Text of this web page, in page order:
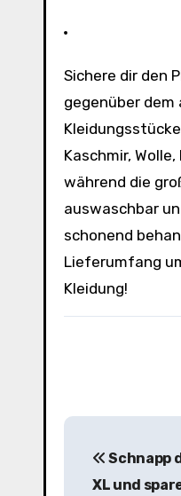
Sichere dir den Philips Fusselentferner GC026/80 zum günstigen Preis von nur 12,99€ und spare 13%
gegenüber dem
Kaschmir,
während die
auswaschbar
schonend
Lieferumfang
Kleidung!
B
Schnapp
XL und